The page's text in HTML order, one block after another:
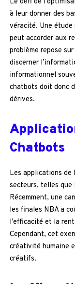
à leur donner des
véracité. Une étude
peut accorder aux
problème repose
discerner
informationnel
chatbots doit donc
dérives.
Chatbots
Les applications de
secteurs, telles
Récemment, une
les finales NBA a
l’efficacité et la
Cependant, cet
créativité humaine
créatifs.